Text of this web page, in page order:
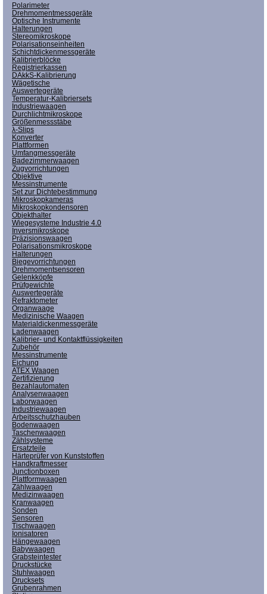
Polarimeter
Drehmomentmessgeräte
Optische Instrumente
Halterungen
Stereomikroskope
Polarisationseinheiten
Schichtdickenmessgeräte
Kalibrierblöcke
Registrierkassen
DAkkS-Kalibrierung
Wägetische
Auswertegeräte
Temperatur-Kalibriersets
Industriewaagen
Durchlichtmikroskope
Größenmessstäbe
λ-Slips
Konverter
Plattformen
Umfangmessgeräte
Badezimmerwaagen
Zugvorrichtungen
Objektive
Messinstrumente
Set zur Dichtebestimmung
Mikroskopkameras
Mikroskopkondensoren
Objekthalter
Wiegesysteme Industrie 4.0
Inversmikroskope
Präzisionswaagen
Polarisationsmikroskope
Halterungen
Biegevorrichtungen
Drehmomentsensoren
Gelenkköpfe
Prüfgewichte
Auswertegeräte
Refraktometer
Organwaage
Medizinische Waagen
Materialdickenmessgeräte
Ladenwaagen
Kalibrier- und Kontaktflüssigkeiten
Zubehör
Messinstrumente
Eichung
ATEX Waagen
Zertifizierung
Bezahlautomaten
Analysenwaagen
Laborwaagen
Industriewaagen
Arbeitsschutzhauben
Bodenwaagen
Taschenwaagen
Zählsysteme
Ersatzteile
Härteprüfer von Kunststoffen
Handkraftmesser
Junctionboxen
Plattformwaagen
Zählwaagen
Medizinwaagen
Kranwaagen
Sonden
Sensoren
Tischwaagen
Ionisatoren
Hängewaagen
Babywaagen
Grabsteintester
Druckstücke
Stuhlwaagen
Drucksets
Grubenrahmen